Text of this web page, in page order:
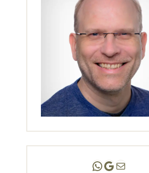
Andreas Scholz | (HPP)
Praxis Adlershof
E-Mail an mich ...